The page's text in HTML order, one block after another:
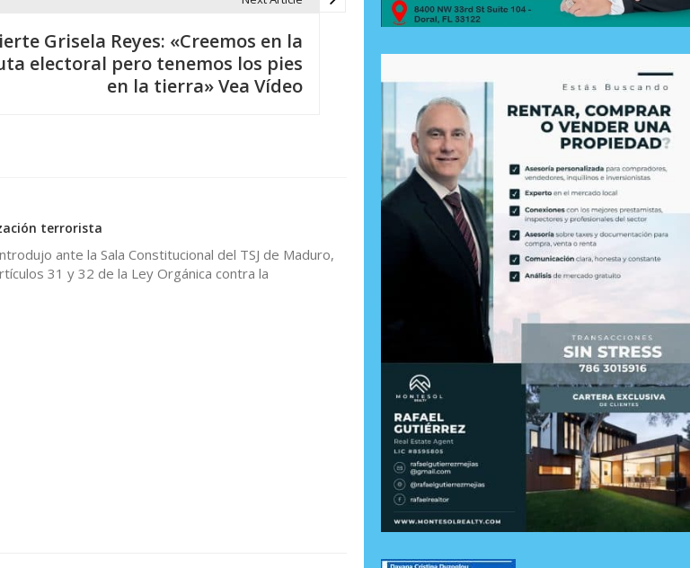
Grisela Reyes: «Creemos en la
electoral pero tenemos los pies
en la tierra» Vea Vídeo
terrorista
ante la Sala Constitucional del TSJ de Maduro,
31 y 32 de la Ley Orgánica contra la